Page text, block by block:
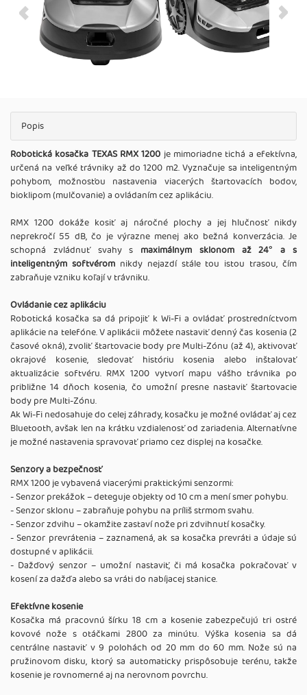
Popis
Robotická kosačka TEXAS RMX 1200 je mimoriadne tichá a efektívna,
určená na veľké trávniky až do 1200 m2. Vyznačuje sa inteligentným
pohybom, možnosťou nastavenia viacerých štartovacích bodov,
bioklipom (mulčovanie) a ovládaním cez aplikáciu.
RMX 1200 dokáže kosiť aj náročné plochy a jej hlučnosť nikdy
neprekročí 55 dB, čo je výrazne menej ako bežná konverzácia. Je
schopná zvládnuť svahy s maximálnym sklonom až 24° a s
inteligentným softvéromnikdy nejazdí stále tou istou trasou, čím
zabraňuje vzniku koľají v trávniku.
Ovládanie cez aplikáciu
Robotická kosačka sa dá pripojiť k Wi-Fi a ovládať prostredníctvom
aplikácie na telefóne. V aplikácii môžete nastaviť denný čas kosenia (2
časové okná), zvoliť štartovacie body pre Multi-Zónu (až 4), aktivovať
okrajové kosenie, sledovať históriu kosenia alebo inštalovať
aktualizácie softvéru. RMX 1200 vytvorí mapu vášho trávnika po
približne 14 dňoch kosenia, čo umožní presne nastaviť štartovacie
body pre Multi-Zónu.
Ak Wi-Fi nedosahuje do celej záhrady, kosačku je možné ovládať aj cez
Bluetooth, avšak len na krátku vzdialenosť od zariadenia. Alternatívne
je možné nastavenia spravovať priamo cez displej na kosačke.
Senzory a bezpečnosť
RMX 1200 je vybavená viacerými praktickými senzormi:
- Senzor prekážok – deteguje objekty od 10 cm a mení smer pohybu.
- Senzor sklonu – zabraňuje pohybu na príliš strmom svahu.
- Senzor zdvihu – okamžite zastaví nože pri zdvihnutí kosačky.
- Senzor prevrátenia – zaznamená, ak sa kosačka prevráti a údaje sú
dostupné v aplikácii.
- Dažďový senzor – umožní nastaviť, či má kosačka pokračovať v
kosení za dažďa alebo sa vráti do nabíjacej stanice.
Efektívne kosenie
Kosačka má pracovnú šírku 18 cm a kosenie zabezpečujú tri ostré
kovové nože s otáčkami 2800 za minútu. Výška kosenia sa dá
centrálne nastaviť v 9 polohách od 20 mm do 60 mm. Nože sú na
pružinovom disku, ktorý sa automaticky prispôsobuje terénu, takže
kosenie je rovnomerné aj na nerovnom povrchu.